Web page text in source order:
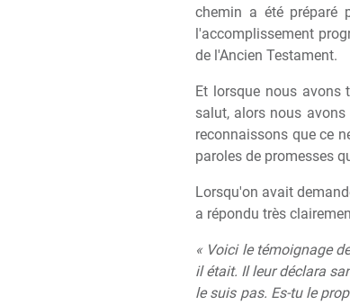
chemin a été préparé
l'accomplissement
de l'Ancien Testament.
Et lorsque nous avons
salut, alors nous
reconnaissons que ce
paroles de promesses
Lorsqu'on avait
a répondu très
« Voici le témoignage
il était. Il leur déclara
le suis pas. Es-tu le